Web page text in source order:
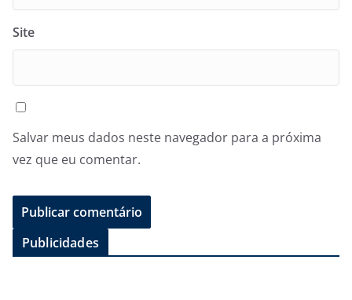
Site
Salvar meus dados neste navegador para a próxima
vez que eu comentar.
Publicidades